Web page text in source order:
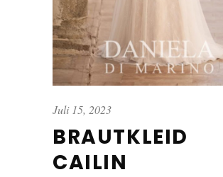
Juli 15, 2023
BRAUTKLEID
CAILIN